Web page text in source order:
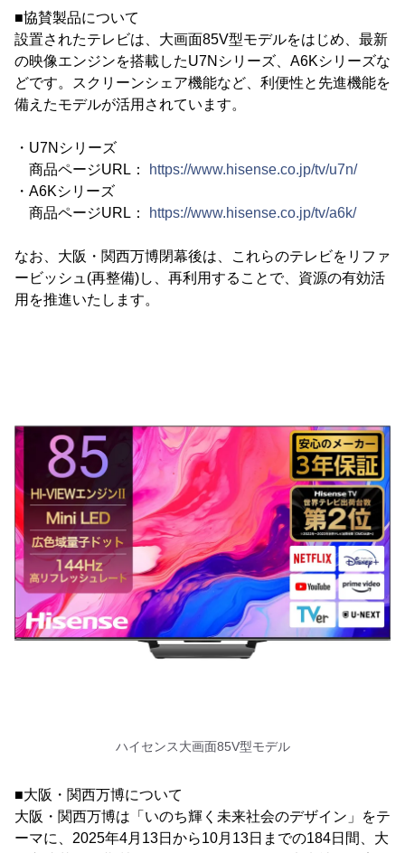
■協賛製品について
設置されたテレビは、大画面85V型モデルをはじめ、最新
の映像エンジンを搭載したU7Nシリーズ、A6Kシリーズな
どです。スクリーンシェア機能など、利便性と先進機能を
備えたモデルが活用されています。
・U7Nシリーズ
商品ページURL：
https://www.hisense.co.jp/tv/u7n/
・A6Kシリーズ
商品ページURL：
https://www.hisense.co.jp/tv/a6k/
なお、大阪・関西万博閉幕後は、これらのテレビをリファ
ービッシュ(再整備)し、再利用することで、資源の有効活
用を推進いたします。
ハイセンス大画面85V型モデル
■大阪・関西万博について
大阪・関西万博は「いのち輝く未来社会のデザイン」をテ
ーマに、2025年4月13日から10月13日までの184日間、大